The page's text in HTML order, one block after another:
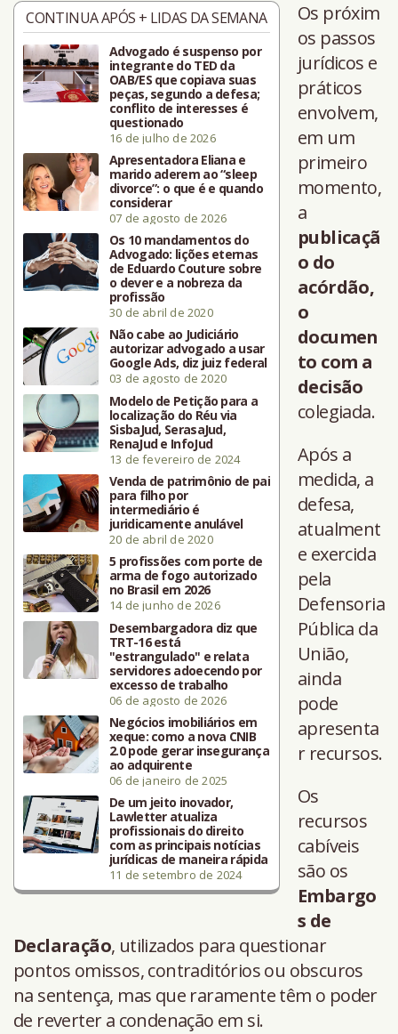
CONTINUA APÓS + LIDAS DA SEMANA
Advogado é suspenso por
integrante do TED da
OAB/ES que copiava suas
peças, segundo a defesa;
conflito de interesses é
questionado
16 de julho de 2026
Apresentadora Eliana e
marido aderem ao “sleep
divorce”: o que é e quando
considerar
07 de agosto de 2026
Os 10 mandamentos do
Advogado: lições eternas
de Eduardo Couture sobre
o dever e a nobreza da
profissão
30 de abril de 2020
Não cabe ao Judiciário
autorizar advogado a usar
Google Ads, diz juiz federal
03 de agosto de 2020
Modelo de Petição para a
localização do Réu via
SisbaJud, SerasaJud,
RenaJud e InfoJud
13 de fevereiro de 2024
Venda de patrimônio de pai
para filho por
intermediário é
juridicamente anulável
20 de abril de 2020
5 profissões com porte de
arma de fogo autorizado
no Brasil em 2026
14 de junho de 2026
Desembargadora diz que
TRT-16 está
"estrangulado" e relata
servidores adoecendo por
excesso de trabalho
06 de agosto de 2026
Negócios imobiliários em
xeque: como a nova CNIB
2.0 pode gerar insegurança
ao adquirente
06 de janeiro de 2025
De um jeito inovador,
Lawletter atualiza
profissionais do direito
com as principais notícias
jurídicas de maneira rápida
11 de setembro de 2024
Os próxim
os passos
jurídicos e
práticos
envolvem,
em um
primeiro
momento,
a
publicaçã
o do
acórdão,
o
documen
to com a
decisão
colegiada.
Após a
medida, a
defesa,
atualment
e exercida
pela
Defensoria
Pública da
União,
ainda
pode
apresenta
r recursos.
Os
recursos
cabíveis
são os
Embargo
s de
Declaração, utilizados para questionar
pontos omissos, contraditórios ou obscuros
na sentença, mas que raramente têm o poder
de reverter a condenação em si.